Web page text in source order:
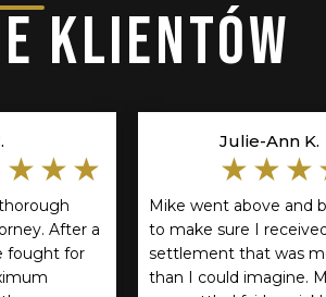
KLIENTÓW
After a
fought for
Julie-Ann K.
Mike went above and
to make sure I
settlement that was
than I could imagine.